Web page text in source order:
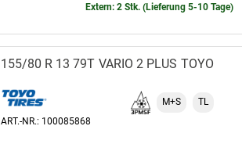
Extern: 2 Stk. (Lieferung 5-10 Tage)
TOYO
VARIO 2 PLUS
155/80 R 13 79T
ART.-NR.: 100085868
M+S TL